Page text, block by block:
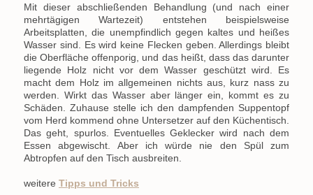
Mit dieser abschließenden Behandlung (und nach einer
mehrtägigen Wartezeit) entstehen beispielsweise
Arbeitsplatten, die unempfindlich gegen kaltes und heißes
Wasser sind. Es wird keine Flecken geben. Allerdings bleibt
die Oberfläche offenporig, und das heißt, dass das darunter
liegende Holz nicht vor dem Wasser geschützt wird. Es
macht dem Holz im allgemeinen nichts aus, kurz nass zu
werden. Wirkt das Wasser aber länger ein, kommt es zu
Schäden. Zuhause stelle ich den dampfenden Suppentopf
vom Herd kommend ohne Untersetzer auf den Küchentisch.
Das geht, spurlos. Eventuelles Geklecker wird nach dem
Essen abgewischt. Aber ich würde nie den Spül zum
Abtropfen auf den Tisch ausbreiten.
weitere Tipps und Tricks